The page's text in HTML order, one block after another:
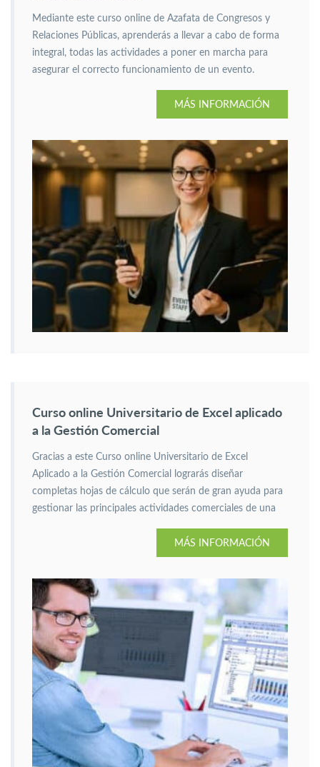
Mediante este curso online de Azafata de Congresos y
Relaciones Públicas, aprenderás a llevar a cabo de forma
integral, todas las actividades a poner en marcha para
asegurar el correcto funcionamiento de un evento.
MÁS INFORMACIÓN
Curso online Universitario de Excel aplicado
a la Gestión Comercial
Gracias a este Curso online Universitario de Excel
Aplicado a la Gestión Comercial lograrás diseñar
completas hojas de cálculo que serán de gran ayuda para
gestionar las principales actividades comerciales de una
MÁS INFORMACIÓN